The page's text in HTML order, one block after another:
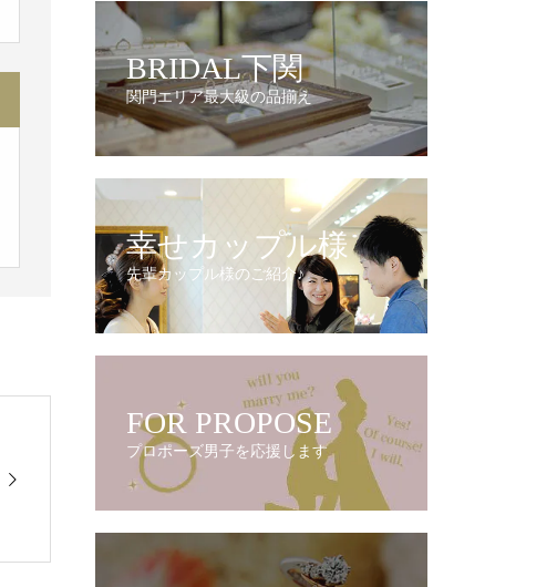
BRIDAL下関
関門エリア最大級の品揃え
幸せカップル様
先輩カップル様のご紹介♪
FOR PROPOSE
プロポーズ男子を応援します